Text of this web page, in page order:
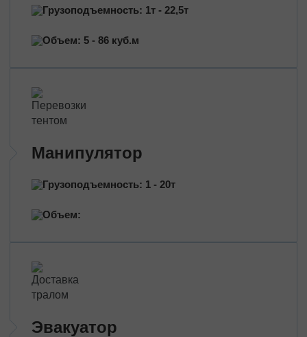
Перевозка нефтепродуктов
Перевозка медицинских препаратов
Грузоподъемность: 1т - 22,5т
Объем: 5 - 86 куб.м
Манипулятор
Грузоподъемность: 1 - 20т
Объем:
Эвакуатор